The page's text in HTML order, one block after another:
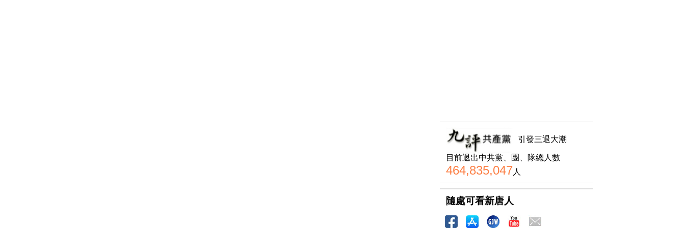
引發三退大潮
目前退出中共黨、團、隊總人數
464,835,047人
隨處可看新唐人